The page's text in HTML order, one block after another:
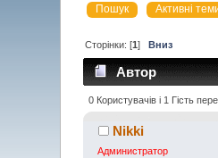
Пошук Активні
Сторінки: [1]Вниз
Автор
0 Користувачів і 1 Гість
Nikki
Администратор